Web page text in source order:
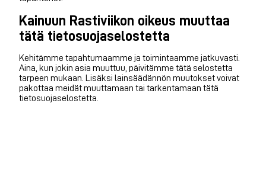
Kainuun Rastiviikon oikeus muuttaa
tätä tietosuojaselostetta
Kehitämme tapahtumaamme ja toimintaamme jatkuvasti.
Aina, kun jokin asia muuttuu, päivitämme tätä selostetta
tarpeen mukaan. Lisäksi lainsäädännön muutokset voivat
pakottaa meidät muuttamaan tai tarkentamaan tätä
tietosuojaselostetta.